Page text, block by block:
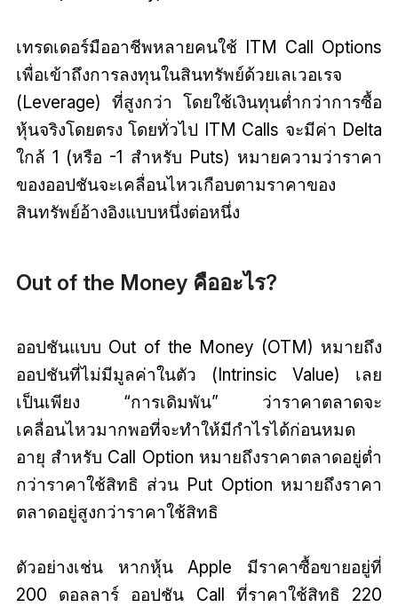
เทรดเดอร์มืออาชีพหลายคนใช้ ITM Call Options
เพื่อเข้าถึงการลงทุนในสินทรัพย์ด้วยเลเวอเรจ
(Leverage) ที่สูงกว่า โดยใช้เงินทุนต่ำกว่าการซื้อ
หุ้นจริงโดยตรง โดยทั่วไป ITM Calls จะมีค่า Delta
ใกล้ 1 (หรือ -1 สำหรับ Puts) หมายความว่าราคา
ของออปชันจะเคลื่อนไหวเกือบตามราคาของ
สินทรัพย์อ้างอิงแบบหนึ่งต่อหนึ่ง
Out of the Money คืออะไร?
ออปชันแบบ Out of the Money (OTM) หมายถึง
ออปชันที่ไม่มีมูลค่าในตัว (Intrinsic Value) เลย
เป็นเพียง “การเดิมพัน” ว่าราคาตลาดจะ
เคลื่อนไหวมากพอที่จะทำให้มีกำไรได้ก่อนหมด
อายุ สำหรับ Call Option หมายถึงราคาตลาดอยู่ต่ำ
กว่าราคาใช้สิทธิ ส่วน Put Option หมายถึงราคา
ตลาดอยู่สูงกว่าราคาใช้สิทธิ
ตัวอย่างเช่น หากหุ้น Apple มีราคาซื้อขายอยู่ที่
200 ดอลลาร์ ออปชัน Call ที่ราคาใช้สิทธิ 220